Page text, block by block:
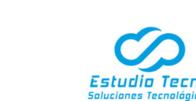
navegación
contenido